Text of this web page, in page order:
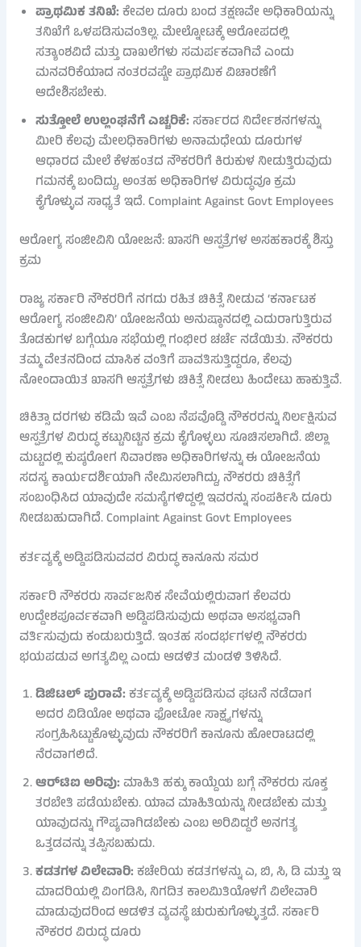
ಪ್ರಾಥಮಿಕ ತನಿಖೆ:ಕೇವಲ ದೂರು ಬಂದ ತಕ್ಷಣವೇ ಅಧಿಕಾರಿಯನ್ನು
ತನಿಖೆಗೆ ಒಳಪಡಿಸುವಂತಿಲ್ಲ. ಮೇಲ್ನೋಟಕ್ಕೆ ಆರೋಪದಲ್ಲಿ
ಸತ್ಯಾಂಶವಿದೆ ಮತ್ತು ದಾಖಲೆಗಳು ಸಮರ್ಪಕವಾಗಿವೆ ಎಂದು
ಮನವರಿಕೆಯಾದ ನಂತರವಷ್ಟೇ ಪ್ರಾಥಮಿಕ ವಿಚಾರಣೆಗೆ
ಆದೇಶಿಸಬೇಕು.
ಸುತ್ತೋಲೆ ಉಲ್ಲಂಘನೆಗೆ ಎಚ್ಚರಿಕೆ:ಸರ್ಕಾರದ ನಿರ್ದೇಶನಗಳನ್ನು
ಮೀರಿ ಕೆಲವು ಮೇಲಧಿಕಾರಿಗಳು ಅನಾಮಧೇಯ ದೂರುಗಳ
ಆಧಾರದ ಮೇಲೆ ಕೆಳಹಂತದ ನೌಕರರಿಗೆ ಕಿರುಕುಳ ನೀಡುತ್ತಿರುವುದು
ಗಮನಕ್ಕೆ ಬಂದಿದ್ದು, ಅಂತಹ ಅಧಿಕಾರಿಗಳ ವಿರುದ್ಧವೂ ಕ್ರಮ
ಕೈಗೊಳ್ಳುವ ಸಾಧ್ಯತೆ ಇದೆ. Complaint Against Govt Employees
ಆರೋಗ್ಯ ಸಂಜೀವಿನಿ ಯೋಜನೆ: ಖಾಸಗಿ ಆಸ್ಪತ್ರೆಗಳ ಅಸಹಕಾರಕ್ಕೆ ಶಿಸ್ತು
ಕ್ರಮ
ರಾಜ್ಯ ಸರ್ಕಾರಿ ನೌಕರರಿಗೆ ನಗದು ರಹಿತ ಚಿಕಿತ್ಸೆ ನೀಡುವ ‘ಕರ್ನಾಟಕ
ಆರೋಗ್ಯ ಸಂಜೀವಿನಿ’ ಯೋಜನೆಯ ಅನುಷ್ಠಾನದಲ್ಲಿ ಎದುರಾಗುತ್ತಿರುವ
ತೊಡಕುಗಳ ಬಗ್ಗೆಯೂ ಸಭೆಯಲ್ಲಿ ಗಂಭೀರ ಚರ್ಚೆ ನಡೆಯಿತು. ನೌಕರರು
ತಮ್ಮ ವೇತನದಿಂದ ಮಾಸಿಕ ವಂತಿಗೆ ಪಾವತಿಸುತ್ತಿದ್ದರೂ, ಕೆಲವು
ನೋಂದಾಯಿತ ಖಾಸಗಿ ಆಸ್ಪತ್ರೆಗಳು ಚಿಕಿತ್ಸೆ ನೀಡಲು ಹಿಂದೇಟು ಹಾಕುತ್ತಿವೆ.
ಚಿಕಿತ್ಸಾ ದರಗಳು ಕಡಿಮೆ ಇವೆ ಎಂಬ ನೆಪವೊಡ್ಡಿ ನೌಕರರನ್ನು ನಿರ್ಲಕ್ಷಿಸುವ
ಆಸ್ಪತ್ರೆಗಳ ವಿರುದ್ಧ ಕಟ್ಟುನಿಟ್ಟಿನ ಕ್ರಮ ಕೈಗೊಳ್ಳಲು ಸೂಚಿಸಲಾಗಿದೆ. ಜಿಲ್ಲಾ
ಮಟ್ಟದಲ್ಲಿ ಕುಷ್ಠರೋಗ ನಿವಾರಣಾ ಅಧಿಕಾರಿಗಳನ್ನು ಈ ಯೋಜನೆಯ
ಸದಸ್ಯ ಕಾರ್ಯದರ್ಶಿಯಾಗಿ ನೇಮಿಸಲಾಗಿದ್ದು, ನೌಕರರು ಚಿಕಿತ್ಸೆಗೆ
ಸಂಬಂಧಿಸಿದ ಯಾವುದೇ ಸಮಸ್ಯೆಗಳಿದ್ದಲ್ಲಿ ಇವರನ್ನು ಸಂಪರ್ಕಿಸಿ ದೂರು
ನೀಡಬಹುದಾಗಿದೆ. Complaint Against Govt Employees
ಕರ್ತವ್ಯಕ್ಕೆ ಅಡ್ಡಿಪಡಿಸುವವರ ವಿರುದ್ಧ ಕಾನೂನು ಸಮರ
ಸರ್ಕಾರಿ ನೌಕರರು ಸಾರ್ವಜನಿಕ ಸೇವೆಯಲ್ಲಿರುವಾಗ ಕೆಲವರು
ಉದ್ದೇಶಪೂರ್ವಕವಾಗಿ ಅಡ್ಡಿಪಡಿಸುವುದು ಅಥವಾ ಅಸಭ್ಯವಾಗಿ
ವರ್ತಿಸುವುದು ಕಂಡುಬರುತ್ತಿದೆ. ಇಂತಹ ಸಂದರ್ಭಗಳಲ್ಲಿ ನೌಕರರು
ಭಯಪಡುವ ಅಗತ್ಯವಿಲ್ಲ ಎಂದು ಆಡಳಿತ ಮಂಡಳಿ ತಿಳಿಸಿದೆ.
ಡಿಜಿಟಲ್ ಪುರಾವೆ:ಕರ್ತವ್ಯಕ್ಕೆ ಅಡ್ಡಿಪಡಿಸುವ ಘಟನೆ ನಡೆದಾಗ
ಅದರ ವಿಡಿಯೋ ಅಥವಾ ಫೋಟೋ ಸಾಕ್ಷ್ಯಗಳನ್ನು
ಸಂಗ್ರಹಿಸಿಟ್ಟುಕೊಳ್ಳುವುದು ನೌಕರರಿಗೆ ಕಾನೂನು ಹೋರಾಟದಲ್ಲಿ
ನೆರವಾಗಲಿದೆ.
ಆರ್‌ಟಿಐ ಅರಿವು:ಮಾಹಿತಿ ಹಕ್ಕು ಕಾಯ್ದೆಯ ಬಗ್ಗೆ ನೌಕರರು ಸೂಕ್ತ
ತರಬೇತಿ ಪಡೆಯಬೇಕು. ಯಾವ ಮಾಹಿತಿಯನ್ನು ನೀಡಬೇಕು ಮತ್ತು
ಯಾವುದನ್ನು ಗೌಪ್ಯವಾಗಿಡಬೇಕು ಎಂಬ ಅರಿವಿದ್ದರೆ ಅನಗತ್ಯ
ಒತ್ತಡವನ್ನು ತಪ್ಪಿಸಬಹುದು.
ಕಡತಗಳ ವಿಲೇವಾರಿ:ಕಚೇರಿಯ ಕಡತಗಳನ್ನು ಎ, ಬಿ, ಸಿ, ಡಿ ಮತ್ತು ಇ
ಮಾದರಿಯಲ್ಲಿ ವಿಂಗಡಿಸಿ, ನಿಗದಿತ ಕಾಲಮಿತಿಯೊಳಗೆ ವಿಲೇವಾರಿ
ಮಾಡುವುದರಿಂದ ಆಡಳಿತ ವ್ಯವಸ್ಥೆ ಚುರುಕುಗೊಳ್ಳುತ್ತದೆ. ಸರ್ಕಾರಿ
ನೌಕರರ ವಿರುದ್ಧ ದೂರು